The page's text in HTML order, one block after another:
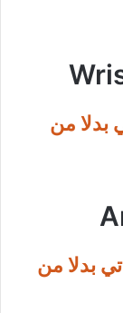
بدلا من
إماراتي بدلا من